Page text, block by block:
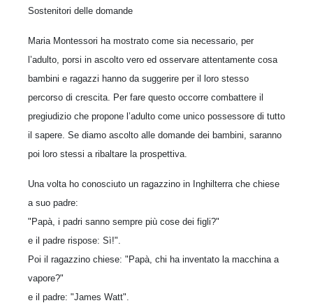
Sostenitori delle domande
Maria Montessori ha mostrato come sia necessario, per
l’adulto, porsi in ascolto vero ed osservare attentamente cosa
bambini e ragazzi hanno da suggerire per il loro stesso
percorso di crescita. Per fare questo occorre combattere il
pregiudizio che propone l’adulto come unico possessore di tutto
il sapere. Se diamo ascolto alle domande dei bambini, saranno
poi loro stessi a ribaltare la prospettiva.
Una volta ho conosciuto un ragazzino in Inghilterra che chiese
a suo padre:
"Papà, i padri sanno sempre più cose dei figli?"
e il padre rispose: Sì!".
Poi il ragazzino chiese: "Papà, chi ha inventato la macchina a
vapore?"
e il padre: "James Watt".